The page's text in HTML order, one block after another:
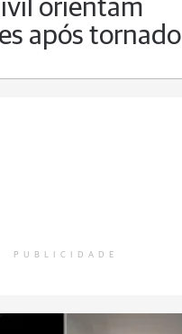
orientam
após tornado
PUBLICIDADE